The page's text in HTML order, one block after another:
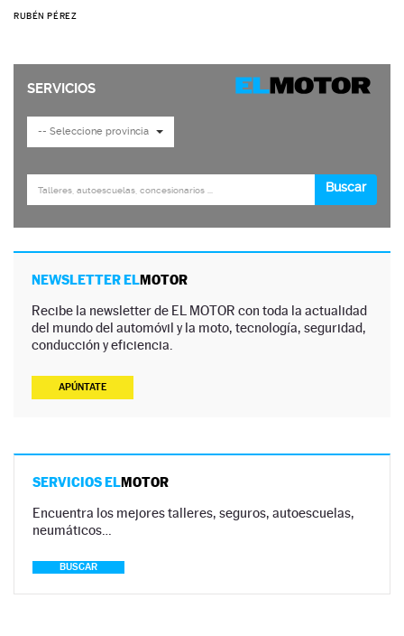
RUBÉN PÉREZ
NEWSLETTER ELMOTOR
Recibe la newsletter de EL MOTOR con toda la actualidad
del mundo del automóvil y la moto, tecnología, seguridad,
conducción y eficiencia.
APÚNTATE
SERVICIOS ELMOTOR
Encuentra los mejores talleres, seguros, autoescuelas,
neumáticos…
BUSCAR